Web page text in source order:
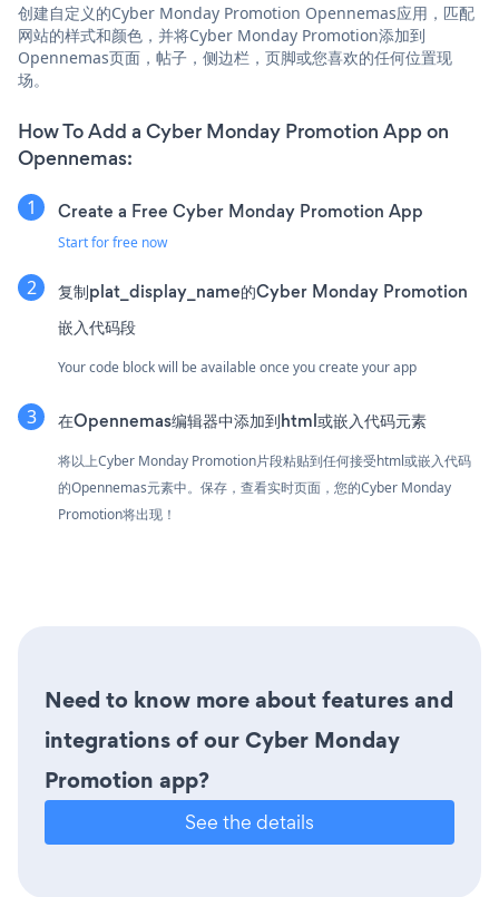
创建自定义的Cyber Monday Promotion Opennemas应用，匹配
网站的样式和颜色，并将Cyber Monday Promotion添加到
Opennemas页面，帖子，侧边栏，页脚或您喜欢的任何位置现
场。
How To Add a Cyber Monday Promotion App on
Opennemas:
Create a Free Cyber Monday Promotion App
Start for free now
复制plat_display_name的Cyber Monday Promotion
嵌入代码段
Your code block will be available once you create your app
在Opennemas编辑器中添加到html或嵌入代码元素
将以上Cyber Monday Promotion片段粘贴到任何接受html或嵌入代码
的Opennemas元素中。保存，查看实时页面，您的Cyber Monday
Promotion将出现！
Need to know more about features and
integrations of our Cyber Monday
Promotion app?
See the details